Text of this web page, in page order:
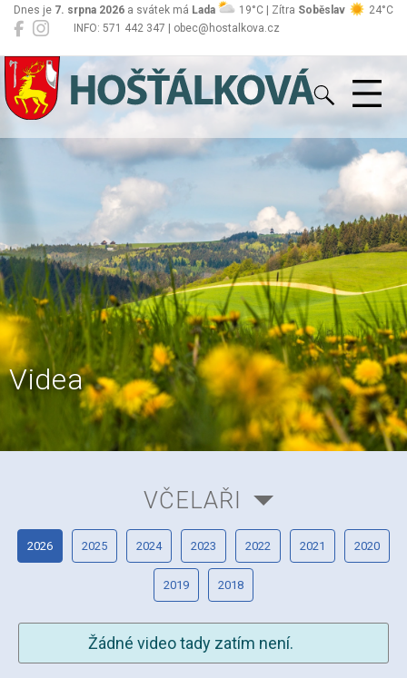
INFO: 571 442 347 | obec@hostalkova.cz
Dnes je 7. srpna 2026 a svátek má Lada 19°C | Zítra Soběslav 24°C
Hošťálková
Videa
VČELAŘI
2026 2025 2024 2023 2022 2021 2020
2019 2018
Žádné video tady zatím není.